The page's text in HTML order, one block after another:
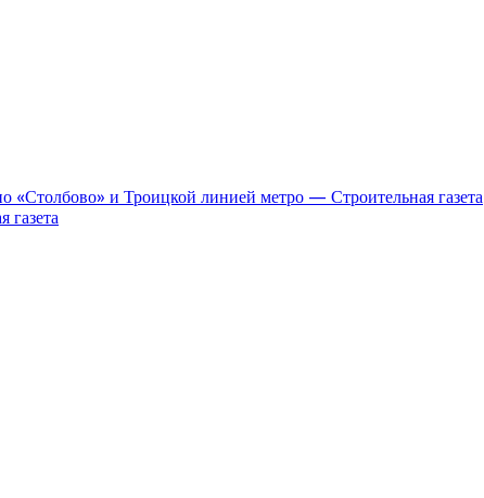
«Столбово» и Троицкой линией метро — Строительная газета
газета